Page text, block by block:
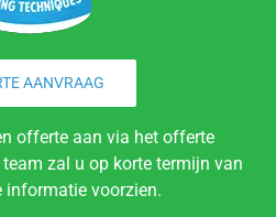
AANVRAAG
offerte aan via het offerte
zal u op korte termijn van
informatie voorzien.